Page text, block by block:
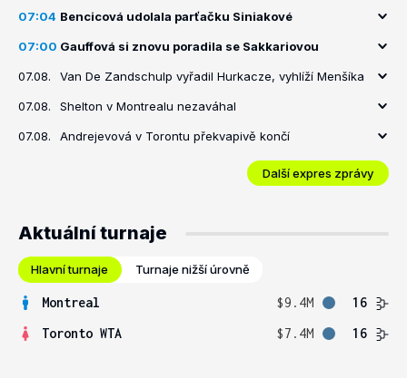
07:04 Bencicová udolala parťačku Siniakové
07:00 Gauffová si znovu poradila se Sakkariovou
07.08. Van De Zandschulp vyřadil Hurkacze, vyhlíží Menšíka
07.08. Shelton v Montrealu nezaváhal
07.08. Andrejevová v Torontu překvapivě končí
Další expres zprávy
Aktuální turnaje
Hlavní turnaje Turnaje nižší úrovně
Montreal $9.4M
16
Toronto WTA
$7.4M 16